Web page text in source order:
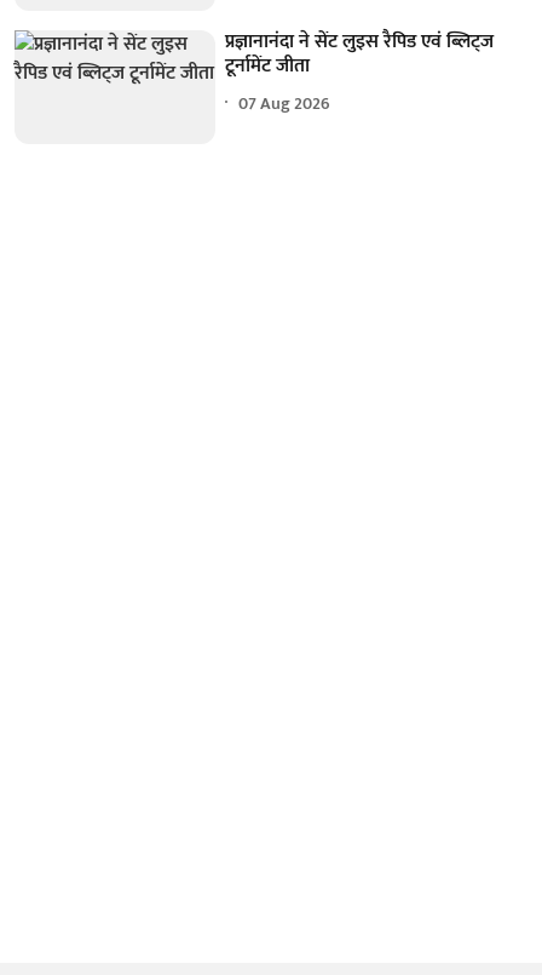
प्रज्ञानानंदा ने सेंट लुइस रैपिड एवं ब्लिट्ज
टूर्नामेंट जीता
07 Aug 2026